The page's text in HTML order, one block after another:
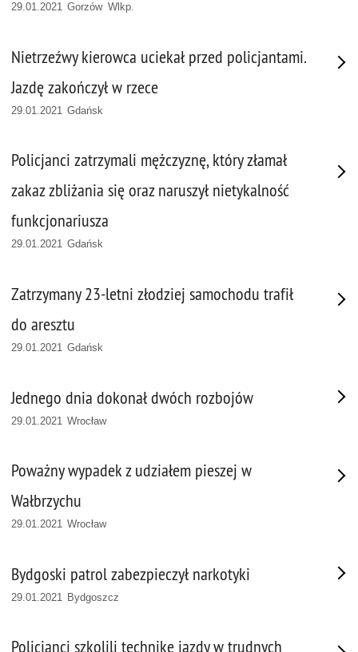
29.01.2021 Gorzów Wlkp.
Nietrzeźwy kierowca uciekał przed policjantami.
Jazdę zakończył w rzece
29.01.2021 Gdańsk
Policjanci zatrzymali mężczyznę, który złamał
zakaz zbliżania się oraz naruszył nietykalność
funkcjonariusza
29.01.2021 Gdańsk
Zatrzymany 23-letni złodziej samochodu trafił
do aresztu
29.01.2021 Gdańsk
Jednego dnia dokonał dwóch rozbojów
29.01.2021 Wrocław
Poważny wypadek z udziałem pieszej w
Wałbrzychu
29.01.2021 Wrocław
Bydgoski patrol zabezpieczył narkotyki
29.01.2021 Bydgoszcz
Policjanci szkolili technikę jazdy w trudnych